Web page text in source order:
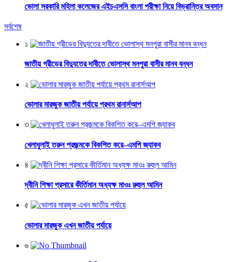
ভোলা সরকারি মহিলা কলেজের এইচএসসি বাংলা পরীক্ষা নিয়ে বিভ্রান্তির অবসান
সর্বশেষ
১
জাতীয় গ্রীডের বিদ্যুতের দাবীতে ভোলাস্থ মনপুরা বাসীর মানব বন্ধন
২
ভোলার মারজুক জাতীয় পর্যায়ে প্রথম রানার্সআপ
৩
খেলাধুলাই তরুন প্রজন্মকে বিকশিত করে–এমপি জ্যাকব
৪
দ্বীনি শিক্ষা প্রসারে কীর্তিমান অধ্যক্ষ মাওঃ রুহুল আমিন
৫
ভোলার মারজুক এখন জাতীয় পর্যায়ে
৬